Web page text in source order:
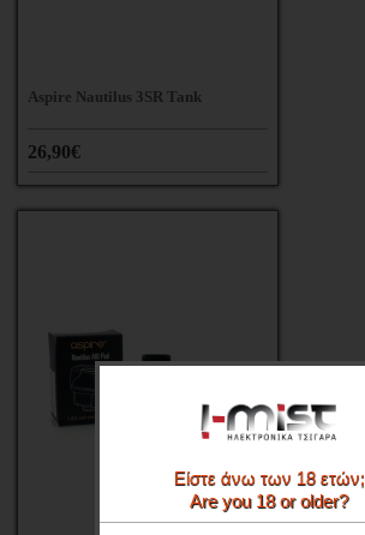
Aspire Nautilus 3SR Tank
26,90€
Είστε άνω των 18 ετών;
Are you 18 or older?